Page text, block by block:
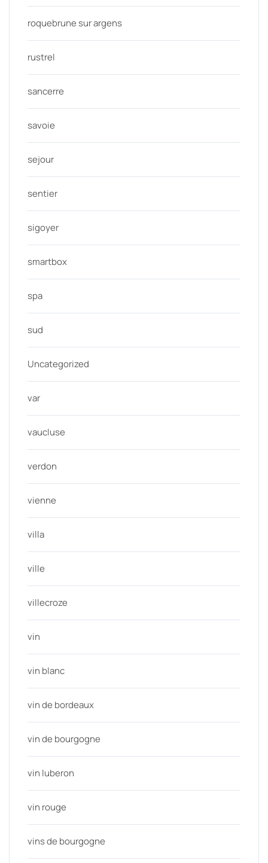
roquebrune sur argens
rustrel
sancerre
savoie
sejour
sentier
sigoyer
smartbox
spa
sud
Uncategorized
var
vaucluse
verdon
vienne
villa
ville
villecroze
vin
vin blanc
vin de bordeaux
vin de bourgogne
vin luberon
vin rouge
vins de bourgogne